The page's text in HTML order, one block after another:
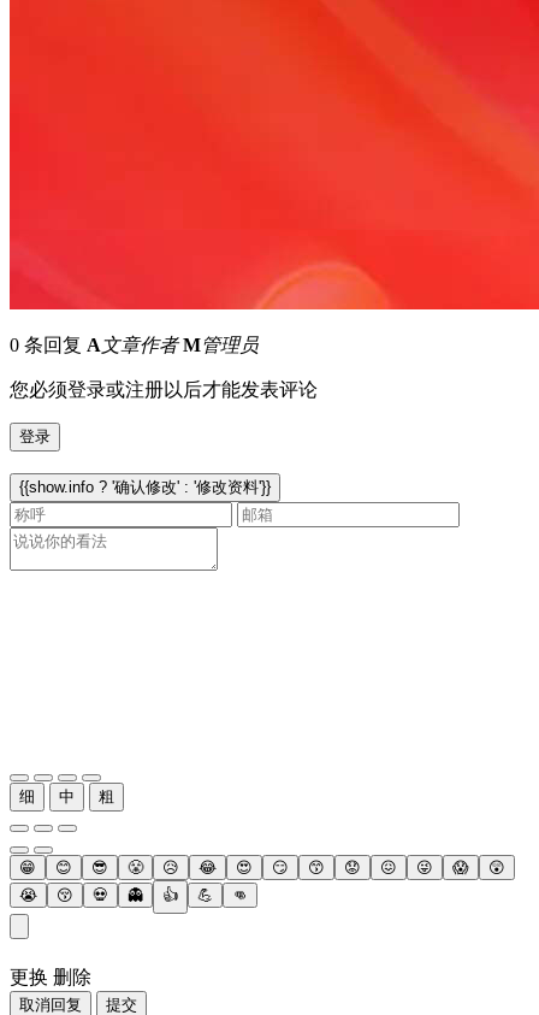
0 条回复 A文章作者 M管理员
您必须登录或注册以后才能发表评论
登录
{{show.info ? '确认修改' : '修改资料'}}
细 中 粗
😁 😊 😎 😤 😥 😂 😍 😏 😙 😟 😖 😜 😱
😲
😭
😚 💀 👻 👍 💪 👊
更换 删除
取消回复 提交